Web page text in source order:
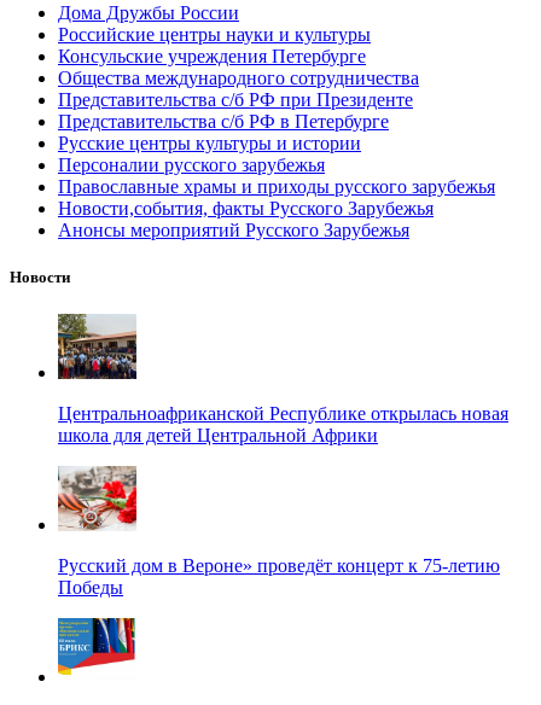
Дома Дружбы России
Российские центры науки и культуры
Консульские учреждения Петербурге
Общества международного сотрудничества
Представительства с/б РФ при Президенте
Представительства с/б РФ в Петербурге
Русские центры культуры и истории
Персоналии русского зарубежья
Православные храмы и приходы русского зарубежья
Новости,события, факты Русского Зарубежья
Анонсы мероприятий Русского Зарубежья
Новости
Центральноафриканской Республике открылась новая
школа для детей Центральной Африки
Русский дом в Вероне» проведёт концерт к 75-летию
Победы